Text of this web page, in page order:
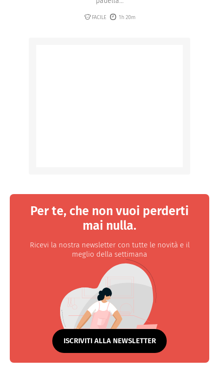
FACILE 1h 20m
Per te, che non vuoi perderti
mai nulla.
Ricevi la nostra newsletter con tutte le novità e il
meglio della settimana
ISCRIVITI ALLA NEWSLETTER